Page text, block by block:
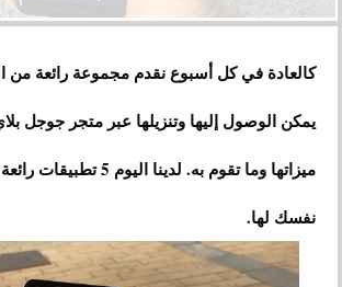
كالعادة في كل أسبوع نقدم مجموعة رائعة من
يمكن الوصول إليها وتنزيلها عبر متجر جوجل
ميزاتها وما تقوم به. لدينا
نفسك لها.